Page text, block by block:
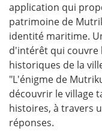
application qui
patrimoine de
identité maritime.
d'intérêt qui couvre
historiques de la
"L'énigme de
découvrir le village
histoires, à travers
réponses.